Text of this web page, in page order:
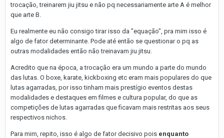
trocação, treinarem jiu jitsu e não pq necessariamente arte A é melhor
que arte B.
Eu realmente eu não consigo tirar isso da "equação", pra mim isso é
algo de fator determinante. Pode até então se questionar o pq as
outras modalidades então não treinavam jiu jitsu.
Acredito que na época, a trocação era um mundo a parte do mundo
das lutas. O boxe, karate, kickboxing etc eram mais populares do que
lutas agarradas, por isso tinham mais prestígio eventos destas
modalidades e destaques em filmes e cultura popular, do que as
competições de lutas agarradas que ficavam mais restritas aos seus
respectivos nichos.
Para mim, repito, isso é algo de fator decisivo pois enquanto